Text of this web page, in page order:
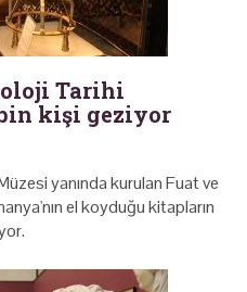
Tarihi
kişi geziyor
yanında kurulan Fuat ve
el koyduğu kitapların